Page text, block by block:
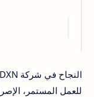
للعمل المستمر،